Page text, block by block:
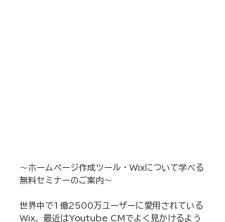
〜​ホームページ作成ツール・Wixについて学べる
無料セミナーのご案内〜
​世界中で1億2500万ユーザーに愛用されている
Wix、最近はYoutube CMでよく見かけるよう